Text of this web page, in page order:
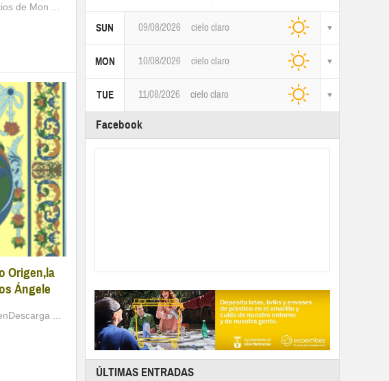
de Mon ...
Origen,la
Ángele
...
SUN 09/08/2026 cielo claro
MON 10/08/2026 cielo claro
TUE 11/08/2026 cielo claro
Facebook
ÚLTIMAS ENTRADAS